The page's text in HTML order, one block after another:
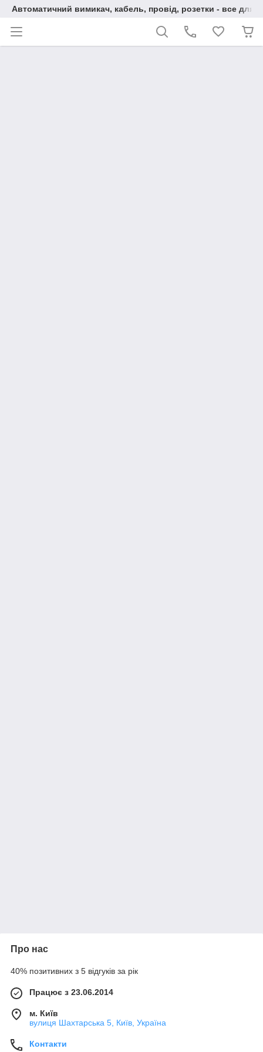
Автоматичний вимикач, кабель, провід, розетки - все для
Про нас
40% позитивних з 5 відгуків за рік
Працює з 23.06.2014
м. Київ
вулиця Шахтарська 5, Київ, Україна
Контакти